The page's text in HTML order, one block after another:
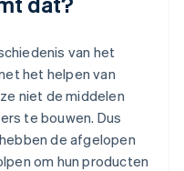
van het
het helpen van
niet de middelen
te bouwen. Dus
de afgelopen
om hun producten